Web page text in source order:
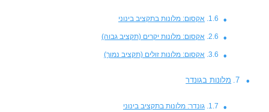
אקסום: מלונות בתקציב בינוני
אקסום: מלונות יקרים (תקציב גבוה)
אקסום: מלונות זולים (תקציב נמוך)
מלונות בגונדר
גונדר: מלונות בתקציב בינוני